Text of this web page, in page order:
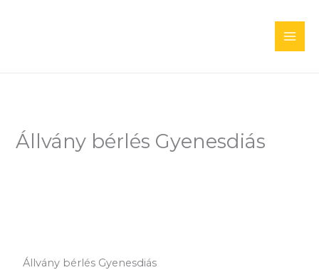
Állvány bérlés Gyenesdiás
Állvány bérlés Gyenesdiás